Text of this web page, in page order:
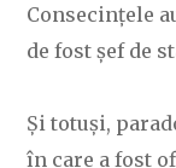
Consecințele
de fost șef de
Și totuși,
în care a fost